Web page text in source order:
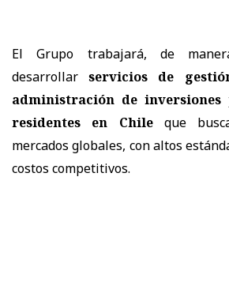
El Grupo trabajará, de
desarrollarservicios de
administración de
residentes en Chileque
mercados globales, con altos
costos competitivos.